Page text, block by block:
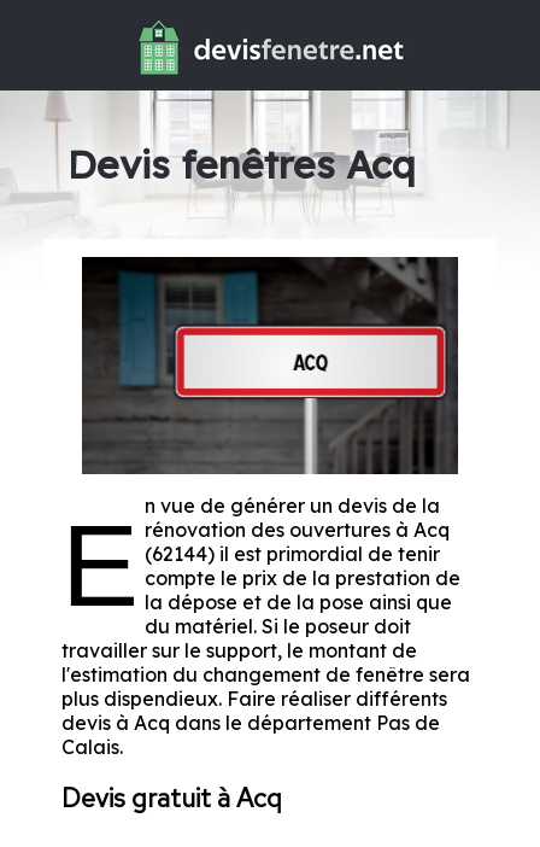
Devis fenêtres Acq
E n vue de générer un devis de la
rénovation des ouvertures à Acq
(62144) il est primordial de tenir
compte le prix de la prestation de
la dépose et de la pose ainsi que
du matériel. Si le poseur doit
travailler sur le support, le montant de
l'estimation du changement de fenêtre sera
plus dispendieux. Faire réaliser différents
devis à Acq dans le département Pas de
Calais.
Devis gratuit à Acq